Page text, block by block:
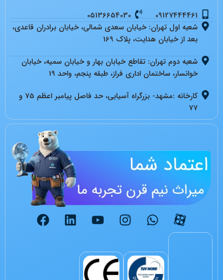
09127444461
05136654030
شعبه اول تهران: خیابان سعدی شمالی، خیابان برادران قاعدی،
بعد از خیابان هدایت، پلاک 169
شعبه دوم تهران: تقاطع خیابان بهار و خیابان سمیه، خیابان
خوانسار، ساختمان اداری فراز، طبقه پنجم، واحد 19
کارخانه :مشهد- بزرگراه آسیایی، حد فاصل پیامبر اعظم 75 و
77